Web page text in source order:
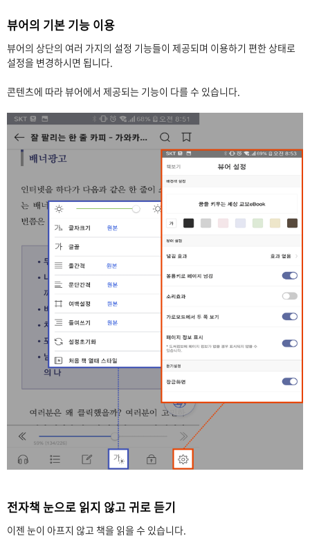
뷰어의 기본 기능 이용
뷰어의 상단의 여러 가지의 설정 기능들이 제공되며 이용하기 편한 상태로
설정을 변경하시면 됩니다.
콘텐츠에 따라 뷰어에서 제공되는 기능이 다를 수 있습니다.
전자책 눈으로 읽지 않고 귀로 듣기
이젠 눈이 아프지 않고 책을 읽을 수 있습니다.